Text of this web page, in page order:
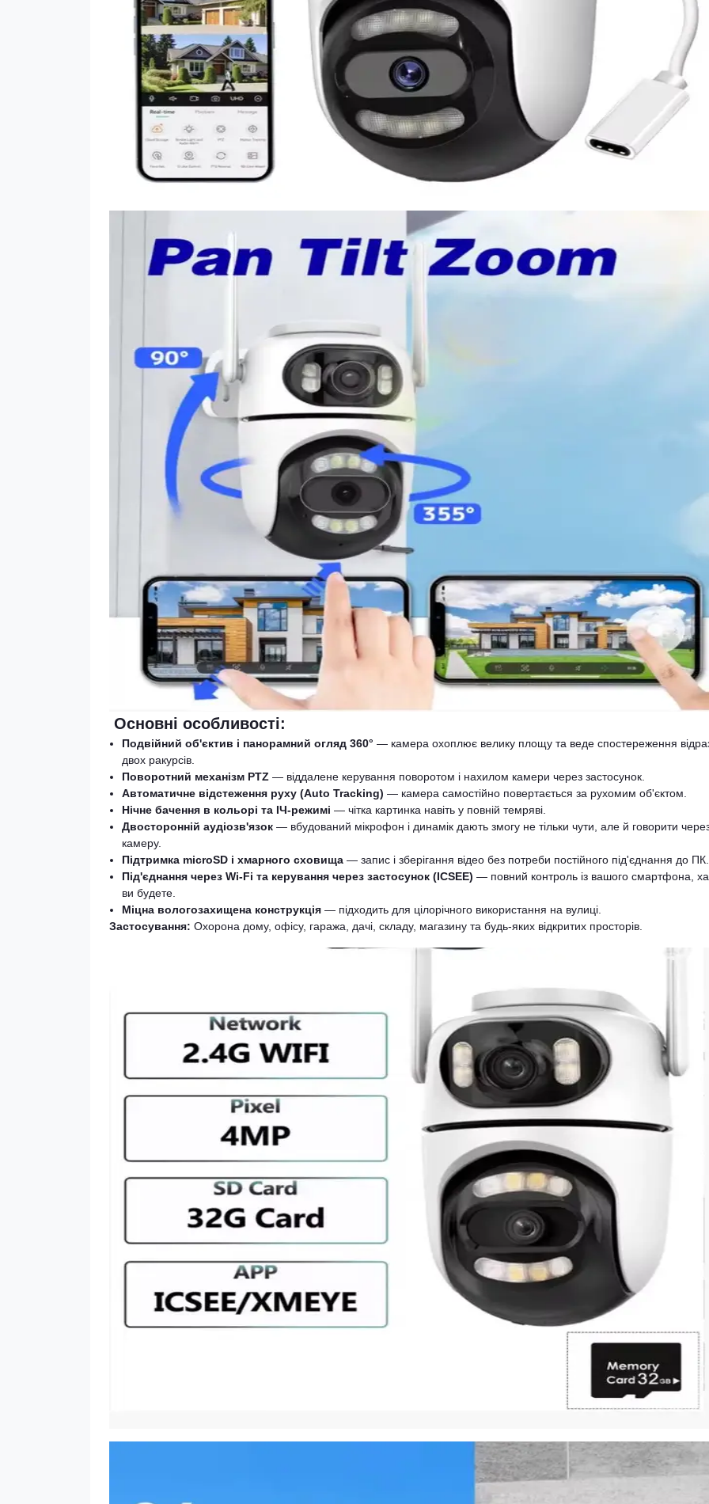
Основні особливості:
Подвійний об'єктив і панорамний огляд 360° — камера охоплює велику площу та веде спостереження
двох ракурсів.
Поворотний механізм PTZ — віддалене керування поворотом і нахилом камери через застосунок.
Автоматичне відстеження руху (Auto Tracking) — камера самостійно повертається за рухомим об'єктом.
Нічне бачення в кольорі та ІЧ-режимі — чітка картинка навіть у повній темряві.
Двосторонній аудіозв'язок — вбудований мікрофон і динамік дають змогу не тільки чути, але й говорити
камеру.
Підтримка microSD і хмарного сховища — запис і зберігання відео без потреби постійного під'єднання до ПК.
Під'єднання через Wi-Fi та керування через застосунок (ICSEE) — повний контроль із вашого смартфона,
ви будете.
Міцна вологозахищена конструкція — підходить для цілорічного використання на вулиці.
Застосування: Охорона дому, офісу, гаража, дачі, складу, магазину та будь-яких відкритих просторів.